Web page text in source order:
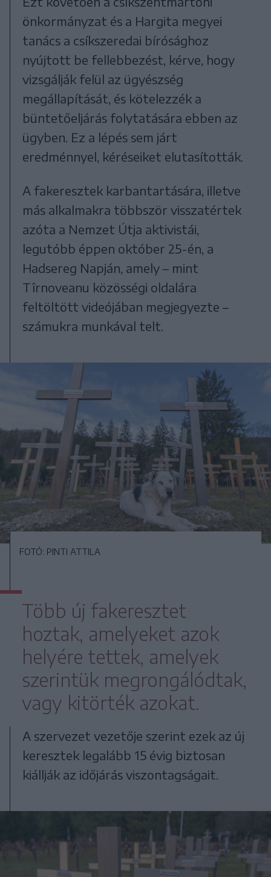
önkormányzat és a Hargita megyei
tanács a csíkszeredai bírósághoz
nyújtott be fellebbezést, kérve, hogy
vizsgálják felül az ügyészség
megállapítását, és kötelezzék a
büntetőeljárás folytatására ebben az
ügyben. Ez a lépés sem járt
eredménnyel, kéréseiket elutasították.
A fakeresztek karbantartására, illetve
más alkalmakra többször visszatértek
azóta a Nemzet Útja aktivistái,
legutóbb éppen október 25-én, a
Hadsereg Napján, amely – mint
Tîrnoveanu közösségi oldalára
feltöltött videójában megjegyezte –
számukra munkával telt.
FOTÓ: PINTI ATTILA
Több új fakeresztet
hoztak, amelyeket azok
helyére tettek, amelyek
szerintük megrongálódtak,
vagy kitörték azokat.
A szervezet vezetője szerint ezek az új
keresztek legalább 15 évig biztosan
kiállják az időjárás viszontagságait.